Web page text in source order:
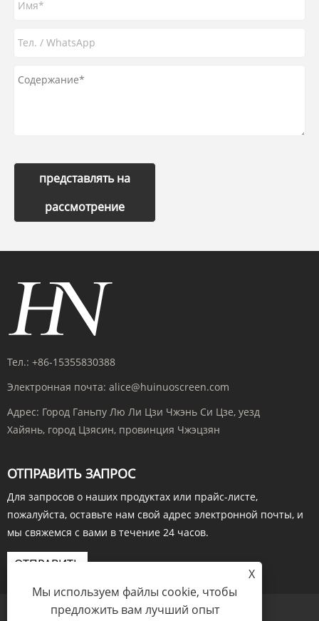
представлять на
рассмотрение
Тел.: +86-15355830388
Электронная почта: alice@huinuoscreen.com
Адрес: Город Ганьпу Лю Ли Цзи Чжэнь Си Цзе, уезд
Хайянь, город Цзясин, провинция Чжэцзян
ОТПРАВИТЬ ЗАПРОС
Для запросов о наших продуктах или прайс-листе,
пожалуйста, оставьте нам свой адрес электронной почты, и
мы свяжемся с вами в течение 24 часов.
ОТПРАВИТЬ
X
Мы используем файлы cookie, чтобы
предложить вам лучший опыт